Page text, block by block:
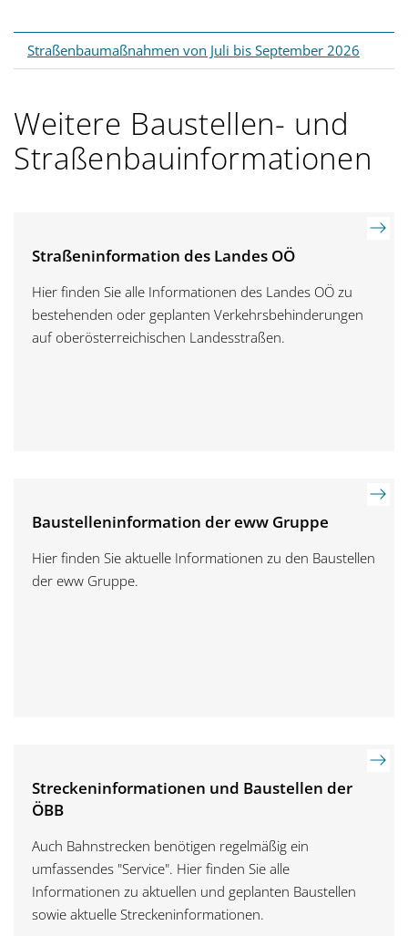
Straßenbaumaßnahmen von Juli bis September 2026
Weitere Baustellen- und
Straßenbauinformationen
Straßeninformation des Landes OÖ
Hier finden Sie alle Informationen des Landes OÖ zu
bestehenden oder geplanten Verkehrsbehinderungen
auf oberösterreichischen Landesstraßen.
Baustelleninformation der eww Gruppe
Hier finden Sie aktuelle Informationen zu den Baustellen
der eww Gruppe.
Streckeninformationen und Baustellen der
ÖBB
Auch Bahnstrecken benötigen regelmäßig ein
umfassendes "Service". Hier finden Sie alle
Informationen zu aktuellen und geplanten Baustellen
sowie aktuelle Streckeninformationen.